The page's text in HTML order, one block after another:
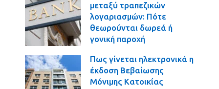
μεταξύ τραπεζικών
λογαριασμών: Πότε
θεωρούνται δωρεά ή
γονική παροχή
Πως γίνεται ηλεκτρονικά η
έκδοση Βεβαίωσης
Μόνιμης Κατοικίας